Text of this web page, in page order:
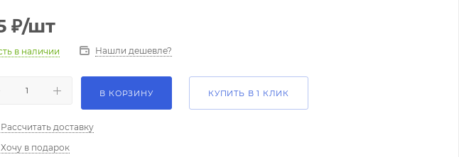
₽/шт
в наличии Нашли дешевле?
В КОРЗИНУ КУПИТЬ В 1 КЛИК
Рассчитать доставку
Хочу в подарок